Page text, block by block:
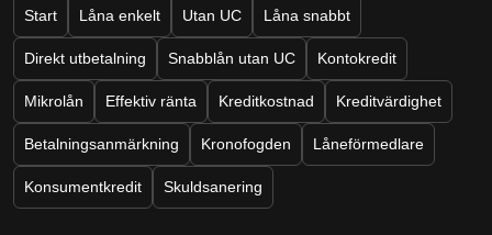
Start Låna enkelt Utan UC Låna snabbt
Direkt utbetalning Snabblån utan UC Kontokredit
Mikrolån Effektiv ränta Kreditkostnad Kreditvärdighet
Betalningsanmärkning Kronofogden Låneförmedlare
Konsumentkredit Skuldsanering